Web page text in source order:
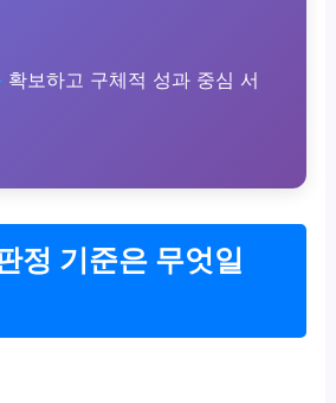
확보하고 구체적 성과 중심 서
정 기준은 무엇일